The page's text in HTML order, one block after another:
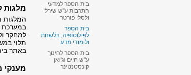
בית הספר למדעי
התרבות ע"ש שירלי
ולסלי פורטר
בית הספר
לפילוסופיה, בלשנות
ולימודי מדע
בית הספר לחינוך
ע"ש חיים וג'ואן
קונסטנטינר
מלגות
המלגות
במערכת
למחקר
תלוי
באתר
מענקי